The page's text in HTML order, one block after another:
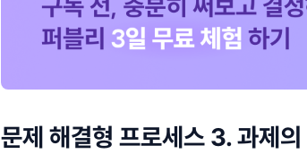
문제 해결형 프로세스 3. 과제